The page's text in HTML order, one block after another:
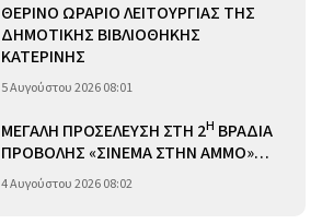
ΘΕΡΙΝΟ ΩΡΑΡΙΟ ΛΕΙΤΟΥΡΓΙΑΣ ΤΗΣ
ΔΗΜΟΤΙΚΗΣ ΒΙΒΛΙΟΘΗΚΗΣ
ΚΑΤΕΡΙΝΗΣ
5 Αυγούστου 2026 08:01
ΜΕΓΑΛΗ ΠΡΟΣΕΛΕΥΣΗ ΣΤΗ 2Η ΒΡΑΔΙΑ
ΠΡΟΒΟΛΗΣ «ΣΙΝΕΜΑ ΣΤΗΝ ΑΜΜΟ»…
4 Αυγούστου 2026 08:02